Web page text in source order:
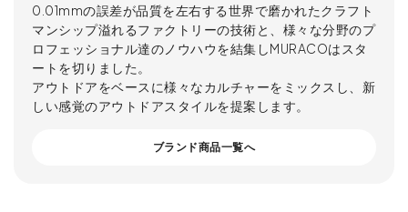
0.01mmの誤差が品質を左右する世界で磨かれたクラフト
マンシップ溢れるファクトリーの技術と、様々な分野のプ
ロフェッショナル達のノウハウを結集しMURACOはスタ
ートを切りました。
アウトドアをベースに様々なカルチャーをミックスし、新
しい感覚のアウトドアスタイルを提案します。
ブランド商品一覧へ